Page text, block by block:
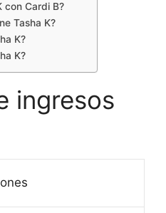
con Cardi B?
Tasha K?
K?
K?
ingresos